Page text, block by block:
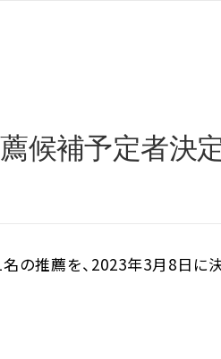
候補予定者決
推薦を、2023年3月8日に決